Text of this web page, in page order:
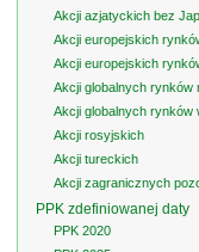
Akcji azjatyckich bez
Akcji europejskich
Akcji europejskich
Akcji globalnych rynków
Akcji globalnych rynków
Akcji rosyjskich
Akcji tureckich
Akcji zagranicznych
PPK zdefiniowanej daty
PPK 2020